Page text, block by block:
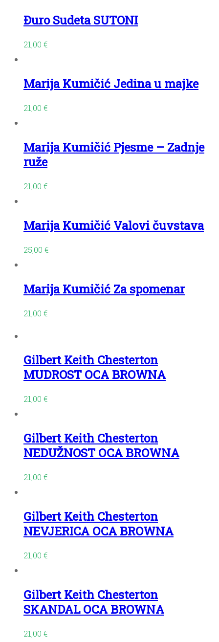
Đuro Sudeta SUTONI
21,00 €
Marija Kumičić Jedina u majke
21,00 €
Marija Kumičić Pjesme – Zadnje
ruže
21,00 €
Marija Kumičić Valovi čuvstava
25,00 €
Marija Kumičić Za spomenar
21,00 €
Gilbert Keith Chesterton
MUDROST OCA BROWNA
21,00 €
Gilbert Keith Chesterton
NEDUŽNOST OCA BROWNA
21,00 €
Gilbert Keith Chesterton
NEVJERICA OCA BROWNA
21,00 €
Gilbert Keith Chesterton
SKANDAL OCA BROWNA
21,00 €